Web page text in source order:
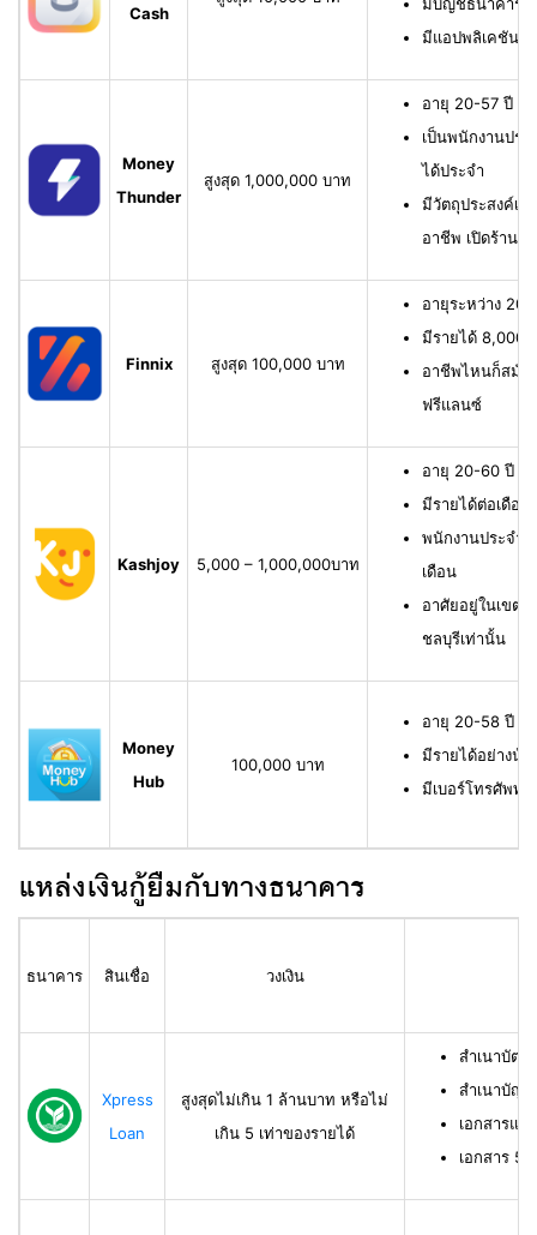
Cash
มีแอปพลิเคชัน
Money
Thunder
สูงสุด 1,000,000 บาท
อายุ 20-57 ปี มี
เป็นพนักงานปร
ได้ประจำ
มีวัตถุประสงค์เพื่
อาชีพ เปิดร้าน
Finnix สูงสุด 100,000 บาท
อายุระหว่าง
มีรายได้ 8,000
อาชีพไหนก็สมัค
ฟรีแลนซ์
Kashjoy 5,000 – 1,000,000บาท
อายุ 20-60 ปี มี
มีรายได้ต่อเดือ
พนักงานประจำ
เดือน
อาศัยอยู่ในเขต
ชลบุรีเท่านั้น
Money
Hub
100,000 บาท
อายุ 20-58 ปี มี
มีรายได้อย่างน้
มีเบอร์โทรศัพท์
แหล่งเงินกู้ยืมกับทางธนาคาร
ธนาคาร สินเชื่อ วงเงิน
Xpress
Loan
สูงสุดไม่เกิน 1 ล้านบาท หรือไม่
เกิน 5 เท่าของรายได้
สำเนาบัตร
สำเนาบัญ
เอกสารแส
เอกสาร